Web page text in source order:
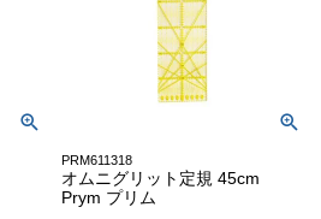
PRM611318
オムニグリット定規 45cm
Prym プリム